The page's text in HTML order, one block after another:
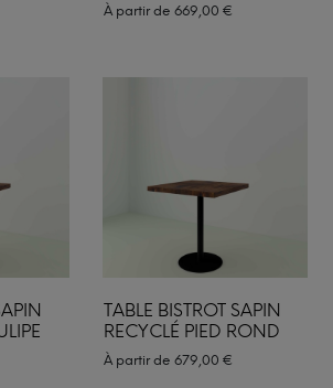
À partir de 669,00 €
TABLE BISTROT SAPIN
RECYCLÉ PIED ROND
À partir de 679,00 €